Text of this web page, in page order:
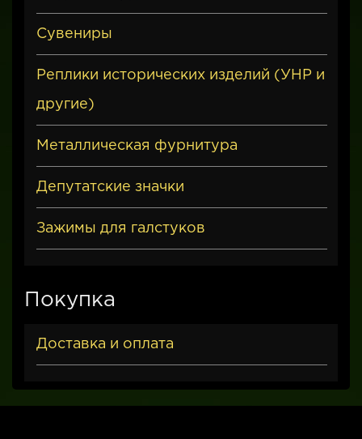
Сувениры
Реплики исторических изделий (УНР и
другие)
Металлическая фурнитура
Депутатские значки
Зажимы для галстуков
Покупка
Доставка и оплата